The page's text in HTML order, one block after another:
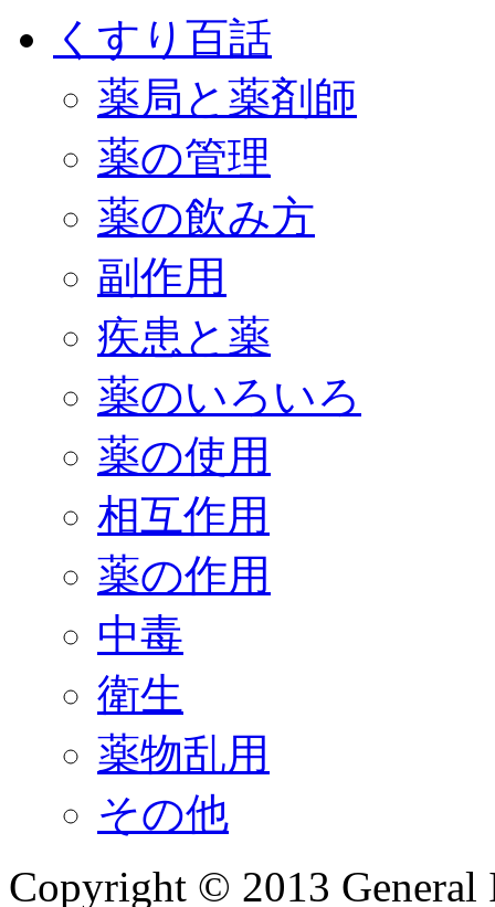
くすり百話
薬局と薬剤師
薬の管理
薬の飲み方
副作用
疾患と薬
薬のいろいろ
薬の使用
相互作用
薬の作用
中毒
衛生
薬物乱用
その他
Copyright © 2013 General